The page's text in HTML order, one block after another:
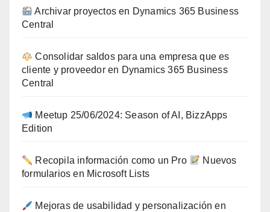
Archivar proyectos en Dynamics 365 Business
Central
Consolidar saldos para una empresa que es
cliente y proveedor en Dynamics 365 Business
Central
Meetup 25/06/2024: Season of AI, BizzApps
Edition
Recopila información como un Pro
Nuevos
formularios en Microsoft Lists
Mejoras de usabilidad y personalización en